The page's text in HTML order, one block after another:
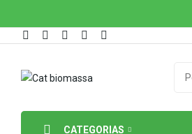
CATEGORIAS